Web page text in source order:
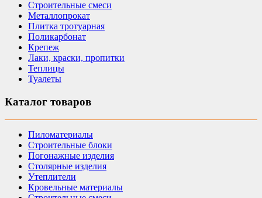
Строительные смеси
Металлопрокат
Плитка тротуарная
Поликарбонат
Крепеж
Лаки, краски, пропитки
Теплицы
Туалеты
Каталог товаров
Пиломатериалы
Строительные блоки
Погонажные изделия
Столярные изделия
Утеплители
Кровельные материалы